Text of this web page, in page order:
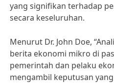
yang signifikan terhadap
secara keseluruhan.
Menurut Dr. John Doe,
berita ekonomi mikro di
pemerintah dan pelaku
mengambil keputusan